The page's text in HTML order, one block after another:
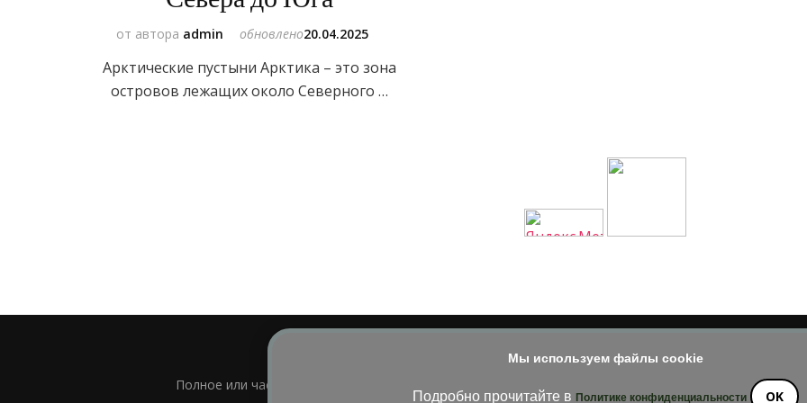
от автора admin обновлено20.04.2025
Арктические пустыни Арктика – это зона
островов лежащих около Северного …
Мы используем файлы cookie
Подробно прочитайте в Политике конфиденциальности OK
© 2014 - 2026
Полное или частичное использование материала допускается только при наличии активной и